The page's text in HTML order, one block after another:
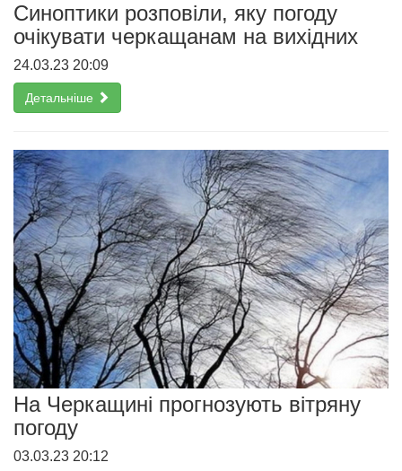
Синоптики розповіли, яку погоду
очікувати черкащанам на вихідних
24.03.23 20:09
Детальніше
На Черкащині прогнозують вітряну
погоду
03.03.23 20:12